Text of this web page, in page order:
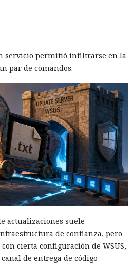
servicio permitió infiltrarse en la
par de comandos.
actualizaciones suele
de confianza, pero
cierta configuración de WSUS,
de entrega de código